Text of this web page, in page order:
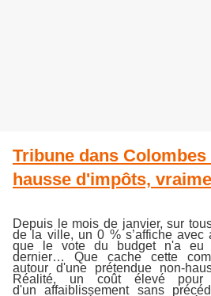
Tribune dans Colombes
hausse d'impôts,
Depuis le mois de janvier, sur
de la ville, un 0 % s’affiche avec
que le vote du budget n'a
dernier… Que cache cette
autour d'une prétendue non-
Réalité, un coût élevé pour
d'un affaiblissement sans